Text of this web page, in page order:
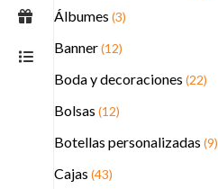
Álbumes (3)
Banner(12)
Boda y decoraciones (22)
Bolsas (12)
Botellas personalizadas (9)
Cajas (43)